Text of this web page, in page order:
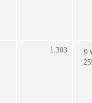
1,303
9